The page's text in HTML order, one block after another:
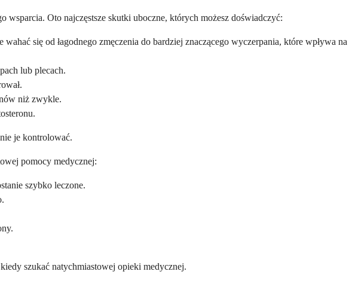
Oto najczęstsze skutki uboczne, których możesz doświadczyć:
się od łagodnego zmęczenia do bardziej znaczącego wyczerpania, które wpływa na
lub plecach.
niż zwykle.
je kontrolować.
pomocy medycznej:
szybko leczone.
szukać natychmiastowej opieki medycznej.